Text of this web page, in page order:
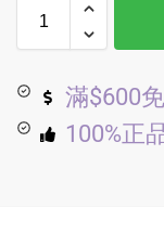
滿$600
100%正